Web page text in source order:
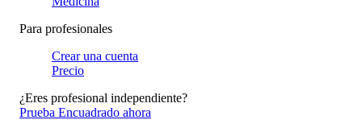
Para profesionales
Crear una cuenta
Precio
¿Eres profesional independiente?
Prueba Encuadrado ahora